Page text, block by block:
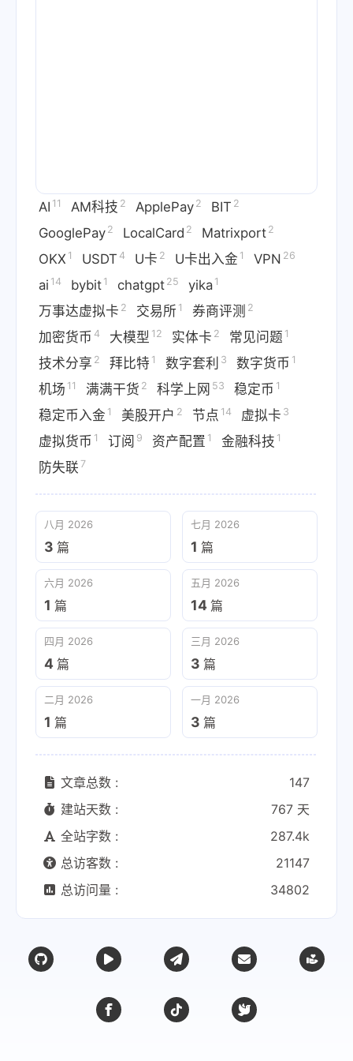
AI 11 AM科技 2 ApplePay 2 BIT 2
GooglePay 2 LocalCard 2 Matrixport 2
OKX 1 USDT 4 U卡 2 U卡出入金 1 VPN 26
ai 14 bybit 1 chatgpt 25 yika 1
万事达虚拟卡 2 交易所 1 券商评测 2
加密货币 4 大模型 12 实体卡 2 常见问题 1
技术分享 2 拜比特 1 数字套利 3 数字货币 1
机场 11 满满干货 2 科学上网 53 稳定币 1
稳定币入金 1 美股开户 2 节点 14 虚拟卡 3
虚拟货币 1 订阅 9 资产配置 1 金融科技 1
防失联 7
八月 2026
3 篇
七月 2026
1 篇
六月 2026
1 篇
五月 2026
14 篇
四月 2026
4 篇
三月 2026
3 篇
二月 2026
1 篇
一月 2026
3 篇
文章总数 :
147
建站天数 :
767 天
全站字数 :
287.4k
总访客数 :
21147
总访问量 :
34802